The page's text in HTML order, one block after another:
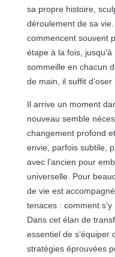
sa propre histoire,
déroulement de sa
commencent souvent
étape à la fois,
sommeille en chacun
de main, il suffit d’oser
Il arrive un moment
nouveau semble
changement profond
envie, parfois subtile,
avec l’ancien pour
universelle. Pour
de vie est
tenaces : comment
Dans cet élan de
essentiel de s’équiper
stratégies éprouvées